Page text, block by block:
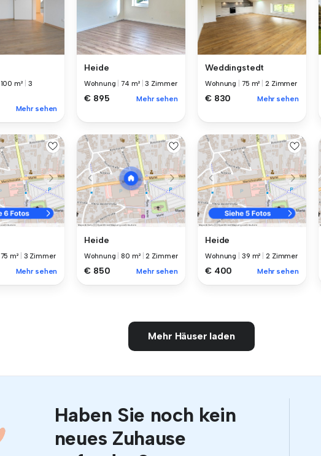
100 m²
3
Mehr sehen
Heide
Wohnung |74 m² |3 Zimmer
€ 895 Mehr sehen
Weddingstedt
Wohnung 75 m² 2 Zimmer
€ 830 Mehr sehen
75 m² 3 Zimmer
Mehr sehen
Heide
Wohnung |80 m² |2 Zimmer
€ 850 Mehr sehen
Heide
Wohnung 39 m² 2 Zimmer
€ 400 Mehr sehen
Mehr Häuser laden
Haben Sie noch kein
neues Zuhause